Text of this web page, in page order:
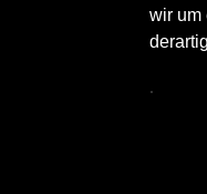
wir um
.